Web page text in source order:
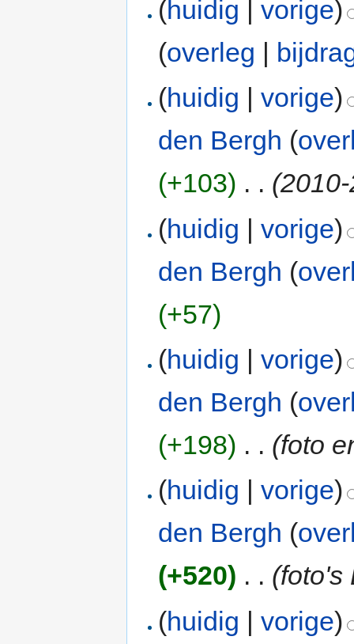
(huidig |vorige)
(overleg |
(huidig |vorige)
den Bergh (
(+103) . .
(huidig |vorige)
den Bergh (
(+57)
(huidig |vorige)
den Bergh (
(+198) . . (foto
(huidig |vorige)
den Bergh (
(+520) . . (foto's
(huidig |vorige)